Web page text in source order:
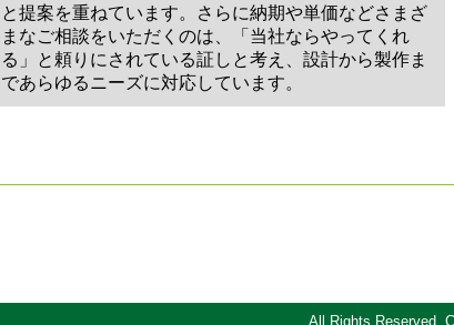
と提案を重ねています。さらに納期や単価などさまざ
まなご相談をいただくのは、「当社ならやってくれ
る」と頼りにされている証しと考え、設計から製作ま
であらゆるニーズに対応しています。
All Rights Reserved,